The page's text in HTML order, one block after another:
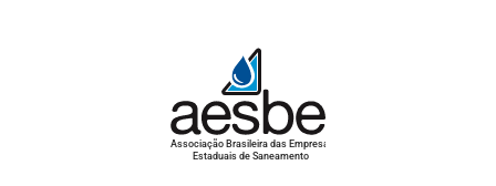
Associação Brasileira das Empresas
Estaduais de Saneamento